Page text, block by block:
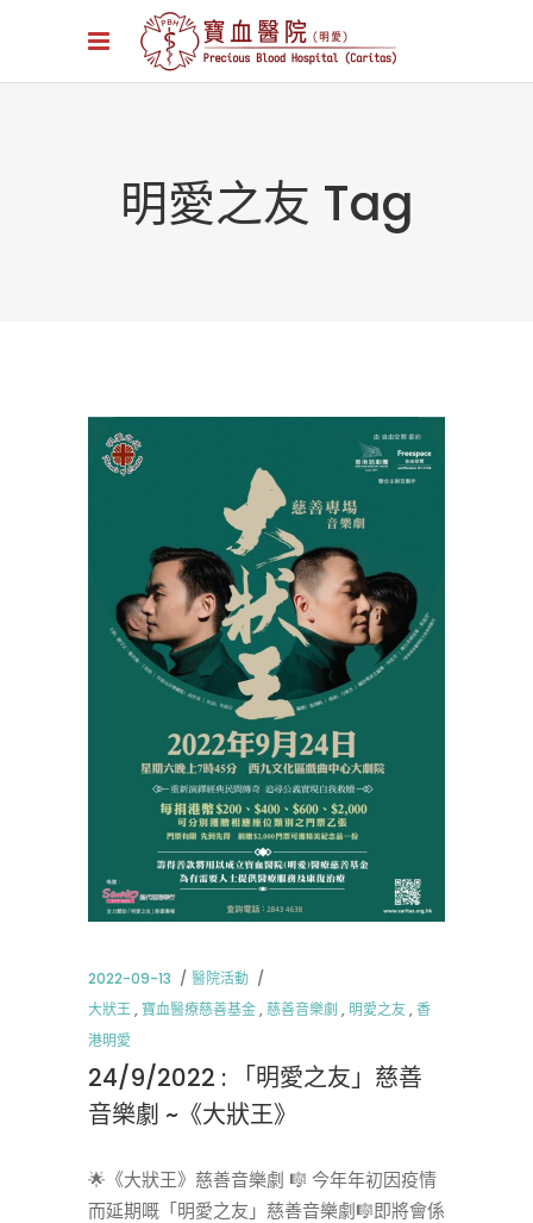
明愛之友 Tag
2022-09-13
醫院活動
大狀王, 寶血醫療慈善基金,慈善音樂劇 , 明愛之友,香
港明愛
24/9/2022 : 「明愛之友」慈善
音樂劇 ~《大狀王》
🌟《大狀王》慈善音樂劇 🎼 今年年初因疫情
而延期嘅「明愛之友」慈善音樂劇🎼即將會係